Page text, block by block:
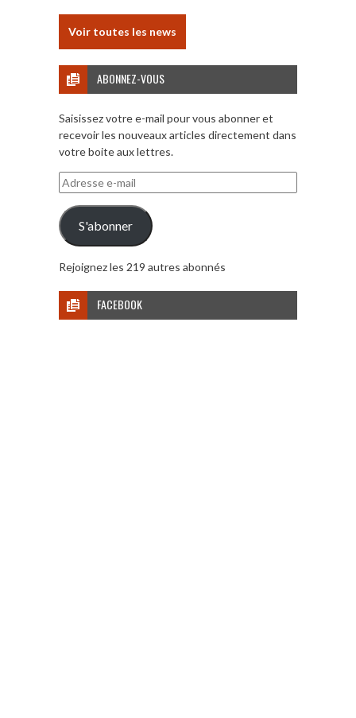
Voir toutes les news
ABONNEZ-VOUS
Saisissez votre e-mail pour vous abonner et
recevoir les nouveaux articles directement dans
votre boite aux lettres.
Adresse
e-
mail
S'abonner
Rejoignez les 219 autres abonnés
FACEBOOK